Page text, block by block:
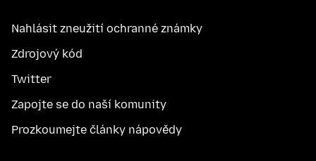
Nahlásit zneužití ochranné známky
Zdrojový kód
Twitter
Zapojte se do naší komunity
Prozkoumejte články nápovědy